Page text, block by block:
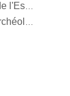
Musée de l'Air et de l'Espace
Musée d’art et d’archéologie d’Aurillac